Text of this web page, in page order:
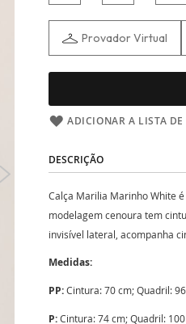
Provador Virtual
ADICIONAR A LISTA DE
DESCRIÇÃO
Calça Marilia Marinho White
modelagem cenoura tem
invisível lateral, acompanha
Medidas:
PP:Cintura: 70 cm; Quadril:
P:Cintura: 74 cm; Quadril: